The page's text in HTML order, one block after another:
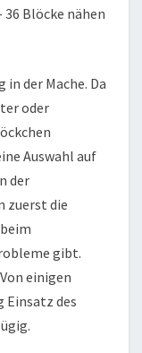
36 Blöcke nähen
der Mache. Da
oder
Auswahl auf
der
zuerst die
gibt.
einigen
Einsatz des